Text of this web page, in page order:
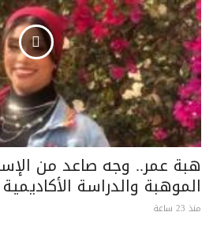
هبة عمر.. وجه صاعد من
الموهبة والدراسة الأكاديمية
منذ 23 ساعة